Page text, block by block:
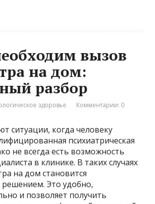
вызов
на дом:
разбор
здоровье Комментарии: 0
ситуации, когда человеку
психиатрическая
не всегда есть возможность
в клинике. В таких случаях
на дом становится
Это удобно,
и позволяет получить